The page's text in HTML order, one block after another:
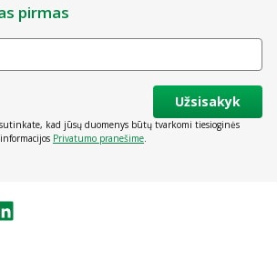
pirmas
Užsisakyk
sutinkate, kad jūsų duomenys būtų tvarkomi tiesioginės
Privatumo pranešime.